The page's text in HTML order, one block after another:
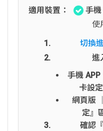
適用裝置：
手機
使
切換
進
手機
卡設
網頁版
定』
確認